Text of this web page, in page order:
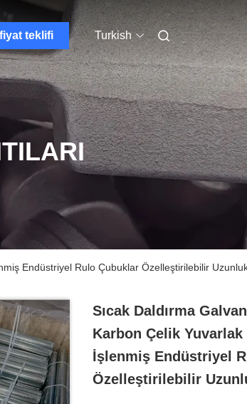
fiyat teklifi Turkish
Endüstriyel Rulo Çubuklar Özelleştirilebilir
Sıcak Daldırma
Karbon Çelik Yuvarlak
İşlenmiş Endüstriyel
Özelleştirilebilir